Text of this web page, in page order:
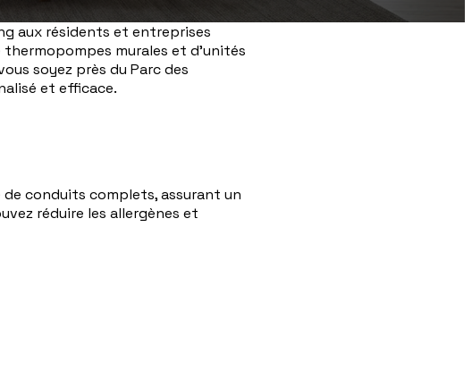
aux résidents et entreprises
murales et d'unités
soyez près du Parc des
et efficace.
conduits complets, assurant un
réduire les allergènes et